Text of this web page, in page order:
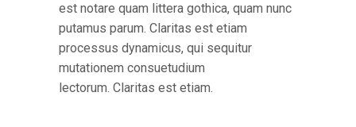
est notare quam littera gothica, quam nunc
putamus parum. Claritas est etiam
processus dynamicus, qui sequitur
mutationem consuetudium
lectorum. Claritas est etiam.